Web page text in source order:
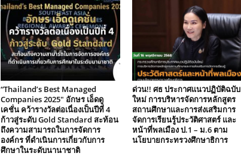
“Thailand’s Best Managed
Companies 2025″ อักษร เอ็ดดู
เคชั่น คว้ารางวัลต่อเนื่องเป็นปีที่ 4
ก้าวสู่ระดับ Gold Standard สะท้อน
ถึงความสามารถในการจัดการ
องค์กร ที่ดำเนินการเกี่ยวกับการ
ศึกษาในระดับนานาชาติ
ด่วน!! ศธ ประกาศแนวปฏิบัติฉบับ
ใหม่ การบริหารจัดการหลักสูตร
สถานศึกษาและการส่งเสริมการ
จัดการเรียนรู้ประวัติศาสตร์ และ
หน้าที่พลเมือง ป.1 – ม.6 ตาม
นโยบายกระทรวงศึกษาธิการ